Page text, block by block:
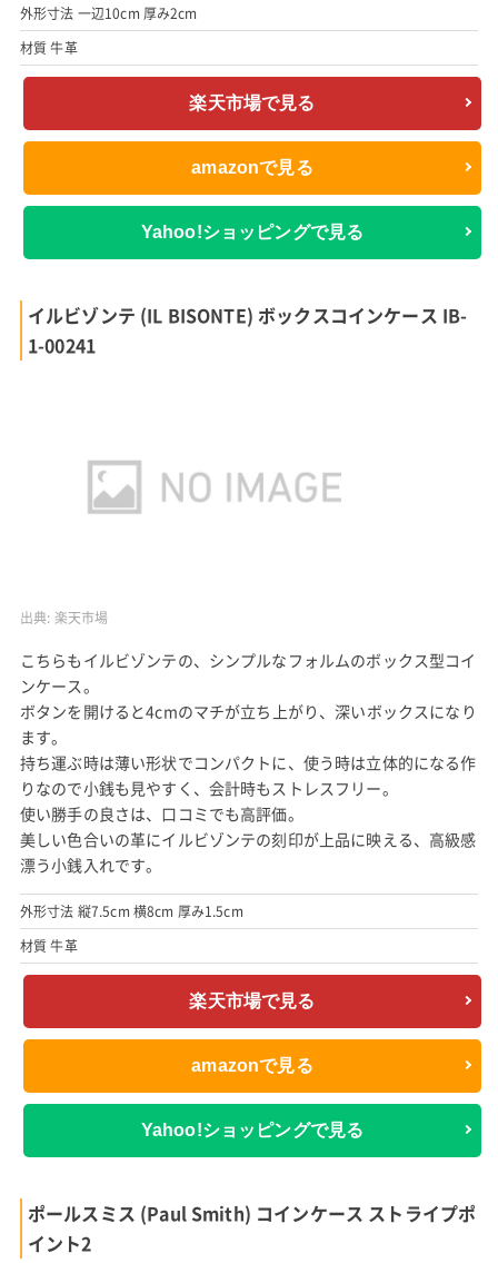
外形寸法 一辺10cm 厚み2cm
材質 牛革
楽天市場で見る
amazonで見る
Yahoo!ショッピングで見る
イルビゾンテ (IL BISONTE) ボックスコインケース IB-
1-00241
出典: 楽天市場
こちらもイルビゾンテの、シンプルなフォルムのボックス型コイ
ンケース。
ボタンを開けると4cmのマチが立ち上がり、深いボックスになり
ます。
持ち運ぶ時は薄い形状でコンパクトに、使う時は立体的になる作
りなので小銭も見やすく、会計時もストレスフリー。
使い勝手の良さは、口コミでも高評価。
美しい色合いの革にイルビゾンテの刻印が上品に映える、高級感
漂う小銭入れです。
外形寸法 縦7.5cm 横8cm 厚み1.5cm
材質 牛革
楽天市場で見る
amazonで見る
Yahoo!ショッピングで見る
ポールスミス (Paul Smith) コインケース ストライプポ
イント2